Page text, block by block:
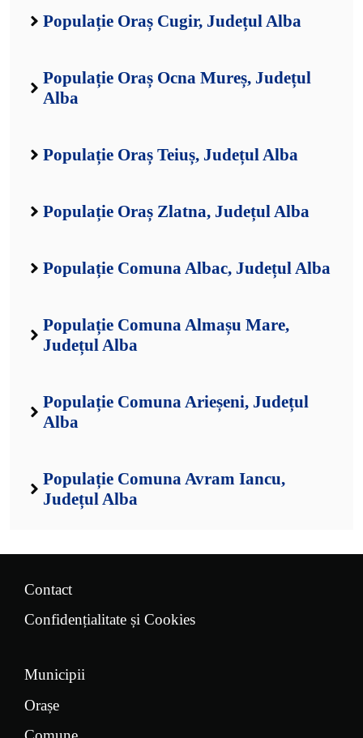
Populație Oraș Cugir, Județul Alba
Populație Oraș Ocna Mureș, Județul
Alba
Populație Oraș Teiuș, Județul Alba
Populație Oraș Zlatna, Județul Alba
Populație Comuna Albac, Județul Alba
Populație Comuna Almașu Mare,
Județul Alba
Populație Comuna Arieșeni, Județul
Alba
Populație Comuna Avram Iancu,
Județul Alba
Contact
Confidențialitate și Cookies
Municipii
Orașe